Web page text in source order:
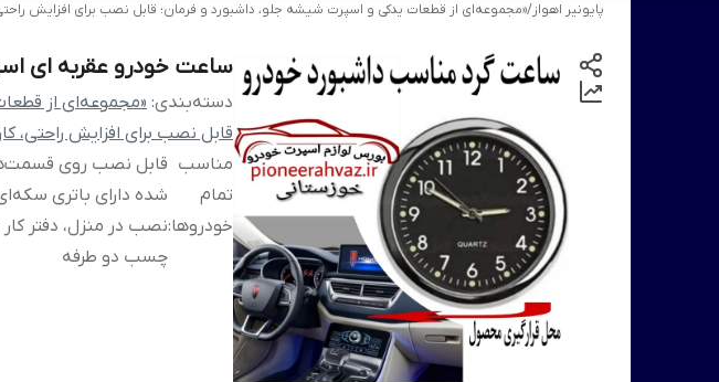
پایونیر اهواز/«مجموعه‌ای از قطعات یدکی و اسپرت شیشه جلو، داشبورد و فرمان؛ قابل نصب برای افزایش
ساعت خودرو عقربه ای
دسته‌بندی: «مجموعه‌ای از
قابل نصب برای افزایش راحتی،
مناسب
تمام
خودروها:
قابل نصب روی
شده دارای باتری
چسب دو طرفه